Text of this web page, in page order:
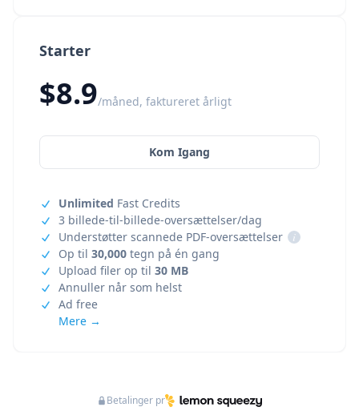
Starter
$8.9/måned, faktureret årligt
Kom Igang
Unlimited Fast Credits
3 billede-til-billede-oversættelser/dag
Understøtter scannede PDF-oversættelser
i
Op til 30,000 tegn på én gang
Upload filer op til 30 MB
Annuller når som helst
Ad free
Mere →
Betalinger pr